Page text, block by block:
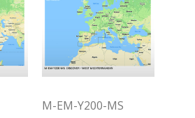
M-EM-Y200-MS